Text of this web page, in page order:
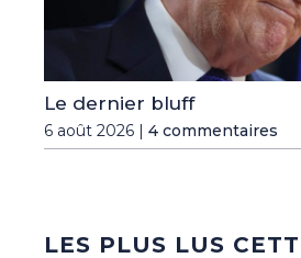
Le dernier bluff
6 août 2026 | 4 commentaires
LES PLUS LUS